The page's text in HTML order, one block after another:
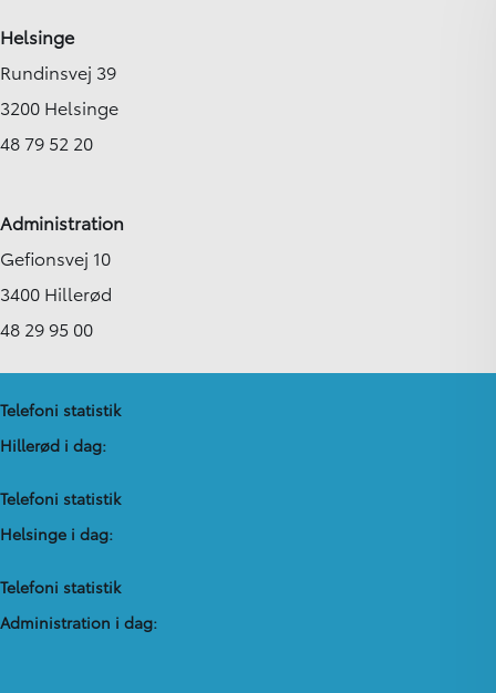
Helsinge
Rundinsvej 39
3200 Helsinge
48 79 52 20
Administration
Gefionsvej 10
3400 Hillerød
48 29 95 00
Telefoni statistik
Hillerød i dag:
Telefoni statistik
Helsinge i dag:
Telefoni statistik
Administration​ i dag: